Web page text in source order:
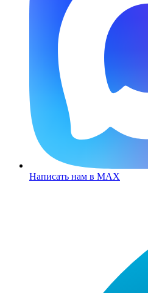
Написать нам в MAX